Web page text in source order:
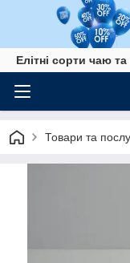
Елітні сорти чаю
Товари та